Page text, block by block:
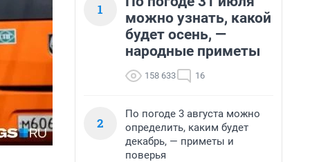
1
можно узнать, какой
будет осень, —
народные приметы
158 633 16
2
По погоде 3 августа можно
определить, каким будет
декабрь, — приметы и
поверья